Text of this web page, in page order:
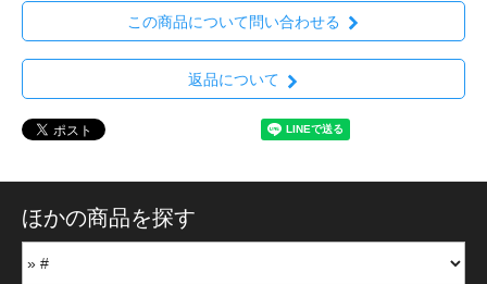
この商品について問い合わせる
返品について
ほかの商品を探す